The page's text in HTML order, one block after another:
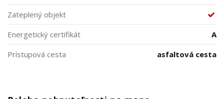
Zateplený objekt
Energetický certifikát
A
Prístupová cesta
asfaltová cesta